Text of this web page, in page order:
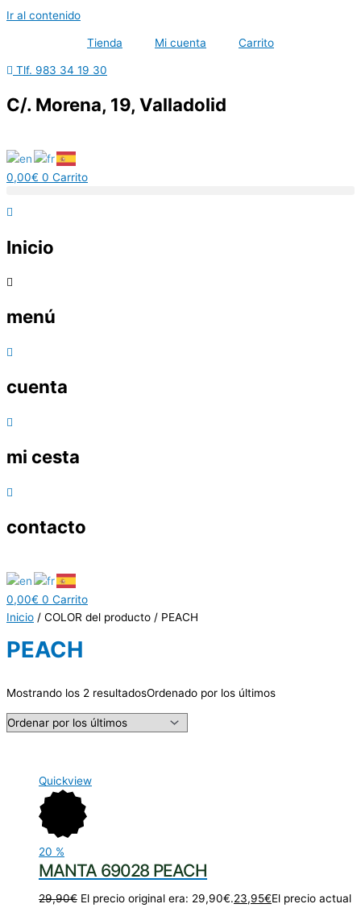
Ir al contenido
Tienda Mi cuenta Carrito
Tlf. 983 34 19 30
C/. Morena, 19, Valladolid
0,00€ 0 Carrito
Inicio
menú
cuenta
mi cesta
contacto
0,00€ 0 Carrito
Inicio / COLOR del producto / PEACH
PEACH
Mostrando los 2 resultadosOrdenado por los últimos
Quickview
20 %
MANTA 69028 PEACH
29,90€ El precio original era: 29,90€.23,95€El precio actual